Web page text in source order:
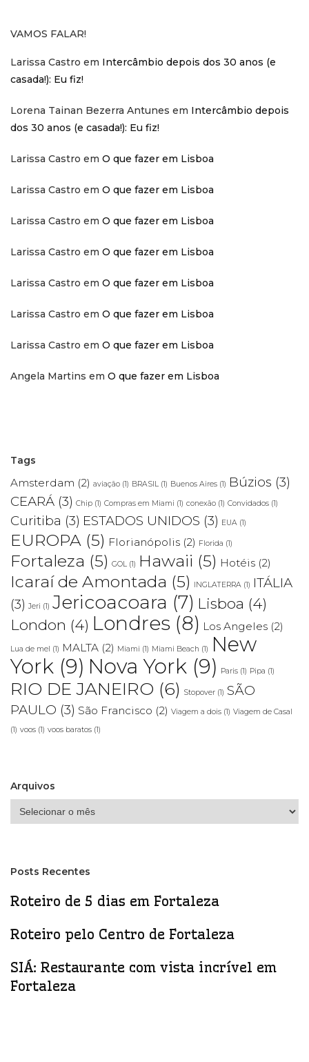
VAMOS FALAR!
Larissa Castro em Intercâmbio depois dos 30 anos (e
casada!): Eu fiz!
Lorena Tainan Bezerra Antunes em Intercâmbio depois
dos 30 anos (e casada!): Eu fiz!
Larissa Castro em O que fazer em Lisboa
Larissa Castro em O que fazer em Lisboa
Larissa Castro em O que fazer em Lisboa
Larissa Castro em O que fazer em Lisboa
Larissa Castro em O que fazer em Lisboa
Larissa Castro em O que fazer em Lisboa
Larissa Castro em O que fazer em Lisboa
Angela Martins em O que fazer em Lisboa
Tags
Amsterdam (2) aviação (1) BRASIL (1) Buenos Aires (1) Búzios (3)
CEARÁ (3) Chip (1) Compras em Miami (1) conexão (1) Convidados (1)
Curitiba (3) ESTADOS UNIDOS (3) EUA (1)
EUROPA (5) Florianópolis (2) Florida (1)
Fortaleza (5) GOL (1) Hawaii (5) Hotéis (2)
Icaraí de Amontada (5) INGLATERRA (1) ITÁLIA
(3) Jeri (1) Jericoacoara (7) Lisboa (4)
London (4) Londres (8) Los Angeles (2)
Lua de mel (1) MALTA (2) Miami (1) Miami Beach (1)
New
York (9) Nova York (9) Paris (1) Pipa (1)
RIO DE JANEIRO (6) Stopover (1) SÃO
PAULO (3) São Francisco (2) Viagem a dois (1) Viagem de Casal
(1) voos (1) voos baratos (1)
Arquivos
Arquivos
Posts Recentes
Roteiro de 5 dias em Fortaleza
Roteiro pelo Centro de Fortaleza
SIÁ: Restaurante com vista incrível em
Fortaleza